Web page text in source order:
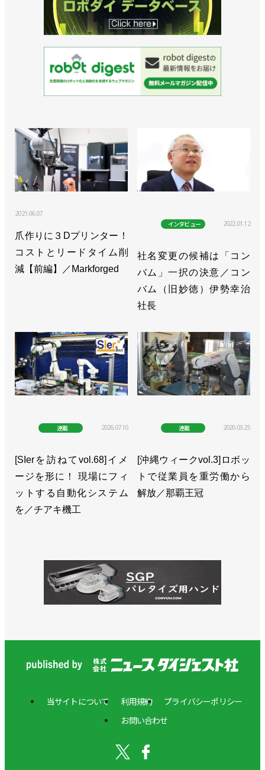
2021.06.07
爪作りに３Dプリンター！
コストとリードタイム削
減【前編】／Markforged
インタビュー 2022.01.12
社名変更の候補は「コン
バム」一択の決意／コン
バム（旧妙徳）伊勢幸治
社長
連載 2026.07.10
[SIerを訪ねてvol.68]イメ
ージを形に！ 現場にフィ
ットする自動化システム
を／チアキ機工
連載 2020.03.25
[沖縄ウィークvol.3]ロボッ
トで従業員を重労働から
解放／那覇王冠
当サイトについて 利用規約
プライバシーポリシー
お問い合わせ